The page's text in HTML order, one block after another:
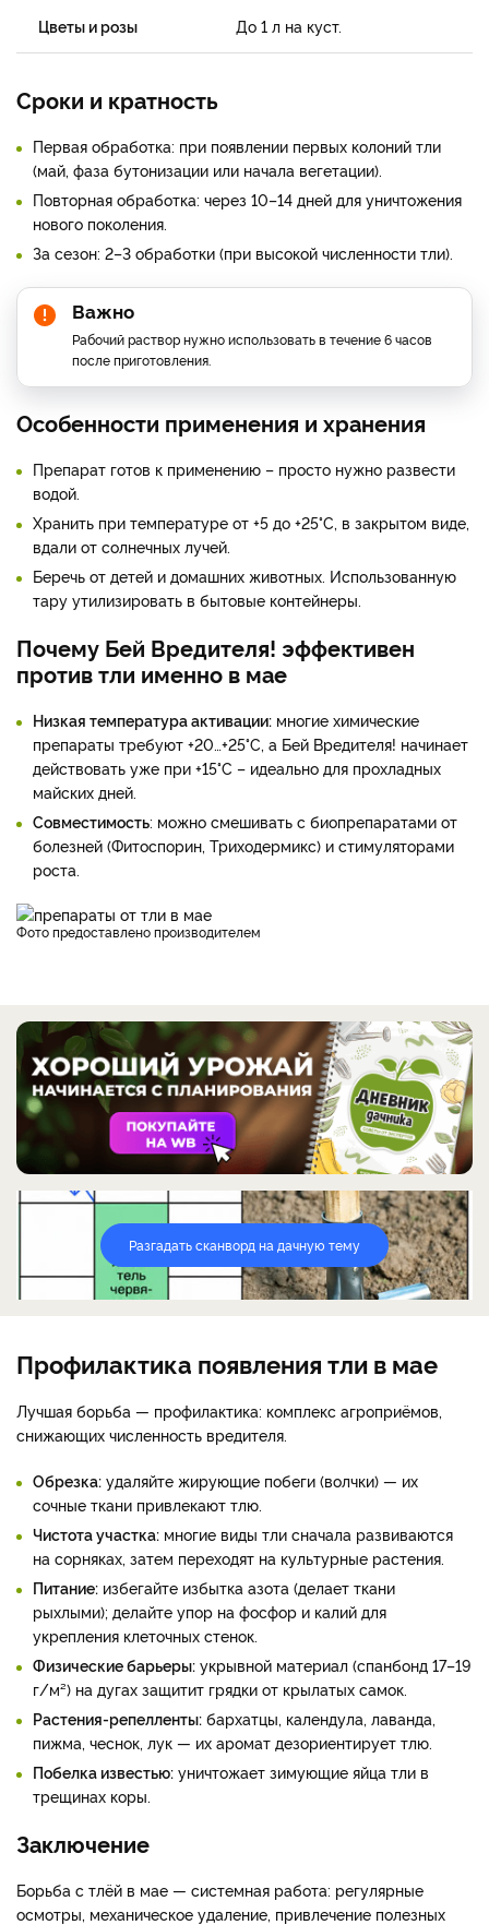
Цветы и розы До 1 л на куст.
Сроки и кратность
Первая обработка: при появлении первых колоний тли
(май, фаза бутонизации или начала вегетации).
Повторная обработка: через 10–14 дней для уничтожения
нового поколения.
За сезон: 2–3 обработки (при высокой численности тли).
Важно
Рабочий раствор нужно использовать в течение 6 часов
после приготовления.
Особенности применения и хранения
Препарат готов к применению – просто нужно развести
водой.
Хранить при температуре от +5 до +25°C, в закрытом виде,
вдали от солнечных лучей.
Беречь от детей и домашних животных. Использованную
тару утилизировать в бытовые контейнеры.
Почему Бей Вредителя! эффективен
против тли именно в мае
Низкая температура активации: многие химические
препараты требуют +20…+25°C, а Бей Вредителя! начинает
действовать уже при +15°C – идеально для прохладных
майских дней.
Совместимость: можно смешивать с биопрепаратами от
болезней (Фитоспорин, Триходермикс) и стимуляторами
роста.
фото предоставлено производителем
Разгадать сканворд на дачную тему
Профилактика появления тли в мае
Лучшая борьба — профилактика: комплекс агроприёмов,
снижающих численность вредителя.
Обрезка: удаляйте жирующие побеги (волчки) — их
сочные ткани привлекают тлю.
Чистота участка: многие виды тли сначала развиваются
на сорняках, затем переходят на культурные растения.
Питание: избегайте избытка азота (делает ткани
рыхлыми); делайте упор на фосфор и калий для
укрепления клеточных стенок.
Физические барьеры: укрывной материал (спанбонд 17–19
г/м²) на дугах защитит грядки от крылатых самок.
Растения-репелленты: бархатцы, календула, лаванда,
пижма, чеснок, лук — их аромат дезориентирует тлю.
Побелка известью: уничтожает зимующие яйца тли в
трещинах коры.
Заключение
Борьба с тлёй в мае — системная работа: регулярные
осмотры, механическое удаление, привлечение полезных